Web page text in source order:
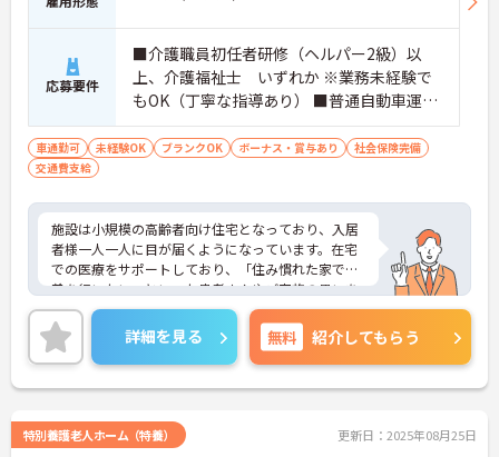
応募要件
■介護職員初任者研修（ヘルパー2級）以
上、介護福祉士 いずれか ※業務未経験で
もOK（丁寧な指導あり） ■普通自動車運転
免許（AT限定可）：あれば尚可
車通勤可 未経験OK ブランクOK ボーナス・賞与あり
社会保険完備
交通費支給
施設は小規模の高齢者向け住宅となっており、入居
者様一人一人に目が届くようになっています。在宅
での医療をサポートしており、「住み慣れた家で療
養を行いたい」といった患者さんやご家族の思いを
大切にしています。活き活きと働ける職場で、長期
的な就業をお考えの方にもおすすめの環境です。ご
興味がございましたらお気軽にお問い合わせくださ
い。
詳細を見る 無料 紹介してもらう
特別養護老人ホーム（特養） 更新日：2025年08月25日